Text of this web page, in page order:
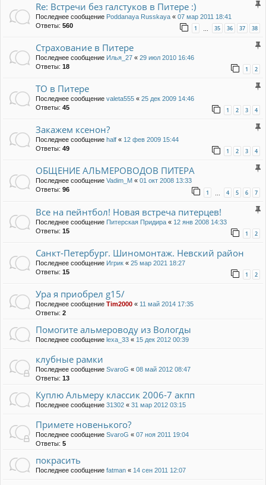
Re: Встречи без галстуков в Питере :)
Последнее сообщение Poddanaya Russkaya « 07 мар 2011 18:41
Ответы: 560 1 … 35 36 37 38
Страхование в Питере
Последнее сообщение Илья_27 « 29 июл 2010 16:46
Ответы: 18 1 2
ТО в Питере
Последнее сообщение valeta555 « 25 дек 2009 14:46
Ответы: 45 1 2 3 4
Закажем ксенон?
Последнее сообщение half « 12 фев 2009 15:44
Ответы: 49 1 2 3 4
ОБЩЕНИЕ АЛЬМЕРОВОДОВ ПИТЕРА
Последнее сообщение Vadim_M « 01 окт 2008 13:33
Ответы: 96 1 4 5 6 7
Все на пейнтбол! Новая встреча питерцев!
Последнее сообщение Питерская Придира « 12 янв 2008 14:33
Ответы: 15 1 2
Санкт-Петербург. Шиномонтаж. Невский район
Последнее сообщение Игрик « 25 мар 2021 18:27
Ответы: 15 1 2
Ура я приобрел g15/
Последнее сообщение Tim2000 « 11 май 2014 17:35
Ответы: 2
Помогите альмероводу из Вологды
Последнее сообщение lexa_33 « 15 дек 2012 00:39
клубные рамки
Последнее сообщение SvaroG « 08 май 2012 08:47
Ответы: 13
Куплю Альмеру классик 2006-7 акпп
Последнее сообщение 31302 « 31 мар 2012 03:15
Примете новенького?
Последнее сообщение SvaroG « 07 ноя 2011 19:04
Ответы: 5
покрасить
Последнее сообщение fatman « 14 сен 2011 12:07